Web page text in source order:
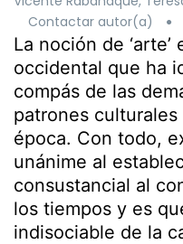
Contactar autor(a)
La noción de
occidental que ha
compás de las
patrones
época. Con todo,
unánime al
consustancial al
los tiempos y es
indisociable de la